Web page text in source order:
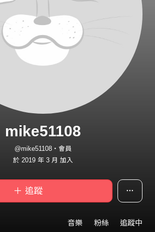
mike51108
@mike51108・會員
於 2019 年 3 月 加入
＋ 追蹤
音樂 粉絲 追蹤中